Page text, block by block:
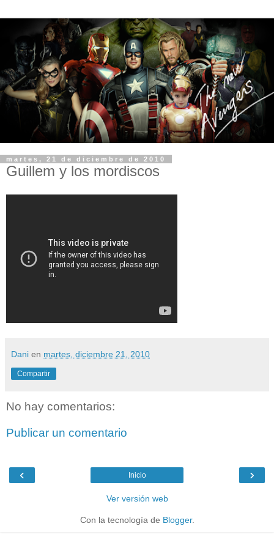
martes, 21 de diciembre de 2010
Guillem y los mordiscos
Dani en martes, diciembre 21, 2010
Compartir
No hay comentarios:
Publicar un comentario
‹ ›
Inicio
Ver versión web
Con la tecnología de Blogger.